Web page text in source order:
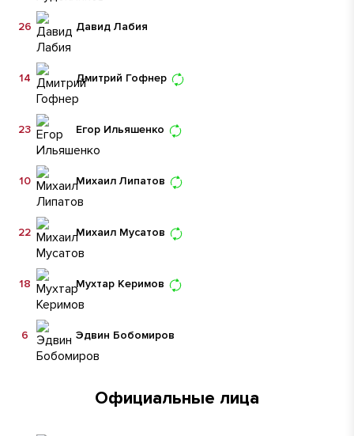
Давид Лабия
26
Дмитрий Гофнер
14
Егор Ильяшенко
23
Михаил Липатов
10
Михаил Мусатов
22
Мухтар Керимов
18
Эдвин Бобомиров
6
Официальные лица